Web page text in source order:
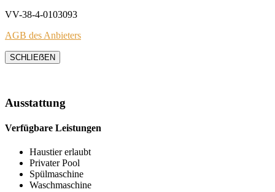
VV-38-4-0103093
AGB des Anbieters
SCHLIEẞEN
Ausstattung
Verfügbare Leistungen
Haustier erlaubt
Privater Pool
Spülmaschine
Waschmaschine